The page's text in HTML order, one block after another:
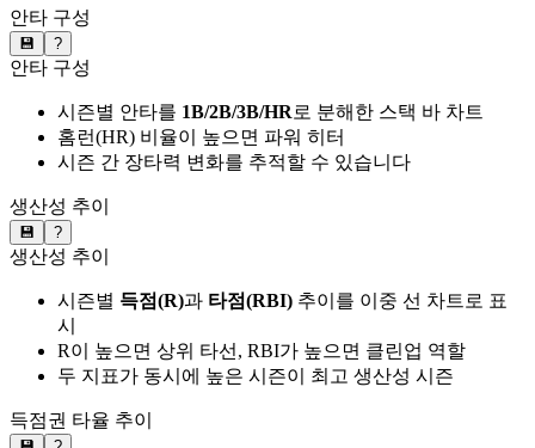
안타 구성
💾 ?
안타 구성
시즌별 안타를 1B/2B/3B/HR로 분해한 스택 바 차트
홈런(HR) 비율이 높으면 파워 히터
시즌 간 장타력 변화를 추적할 수 있습니다
생산성 추이
💾 ?
생산성 추이
시즌별 득점(R)과 타점(RBI) 추이를 이중 선 차트로 표
시
R이 높으면 상위 타선, RBI가 높으면 클린업 역할
두 지표가 동시에 높은 시즌이 최고 생산성 시즌
득점권 타율 추이